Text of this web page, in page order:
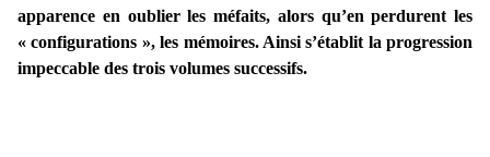
apparence en oublier les méfaits, alors qu’en perdurent les
« configurations », les mémoires. Ainsi s’établit la progression
impeccable des trois volumes successifs.